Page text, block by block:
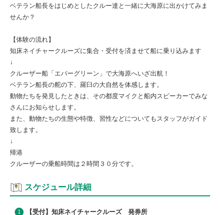
ベテラン船長をはじめとしたクルー達と一緒に大海原に出かけてみま
せんか？
【体験の流れ】
知床ネイチャークルーズに集合・受付を済ませて船に乗り込みます
↓
クルーザー船「エバーグリーン」で大海原へいざ出航！
ベテラン船長の舵の下、羅臼の大自然を体感します。
動物たちを発見したときは、その都度マイクと船内スピーカーでみな
さんにお知らせします。
また、動物たちの生態や特徴、習性などについてもスタッフがガイド
致します。
↓
帰港
クルーザーの乗船時間は２時間３０分です。
スケジュール詳細
1 【受付】知床ネイチャークルーズ 発券所